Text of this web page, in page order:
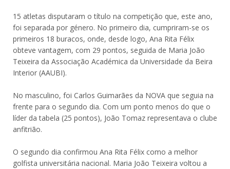
15 atletas disputaram o título na competição que, este ano,
foi separada por género. No primeiro dia, cumpriram-se os
primeiros 18 buracos, onde, desde logo, Ana Rita Félix
obteve vantagem, com 29 pontos, seguida de Maria João
Teixeira da Associação Académica da Universidade da Beira
Interior (AAUBI).
No masculino, foi Carlos Guimarães da NOVA que seguia na
frente para o segundo dia. Com um ponto menos do que o
líder da tabela (25 pontos), João Tomaz representava o clube
anfitrião.
O segundo dia confirmou Ana Rita Félix como a melhor
golfista universitária nacional. Maria João Teixeira voltou a